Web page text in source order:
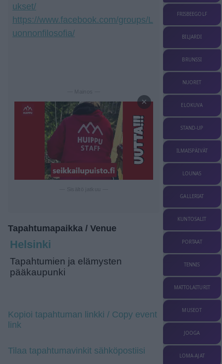
ukset/
https://www.facebook.com/groups/L
uonnonfilosofia/
— Mainos —
×
Tapahtumapaikka / Venue
Helsinki
Tapahtumien ja elämysten
pääkaupunki
Kopioi tapahtuman linkki / Copy event
link
Tilaa tapahtumavinkit sähköpostiisi
FRISBEEGOLF
BILJARDI
BRUNSSI
NUORET
ELOKUVA
STAND-UP
ILMAISPÄIVÄT
LOUNAS
GALLERIAT
KUNTOSALIT
PORTAAT
TENNIS
MATTOLAITURIT
MUSEOT
JOOGA
LOMA-AJAT